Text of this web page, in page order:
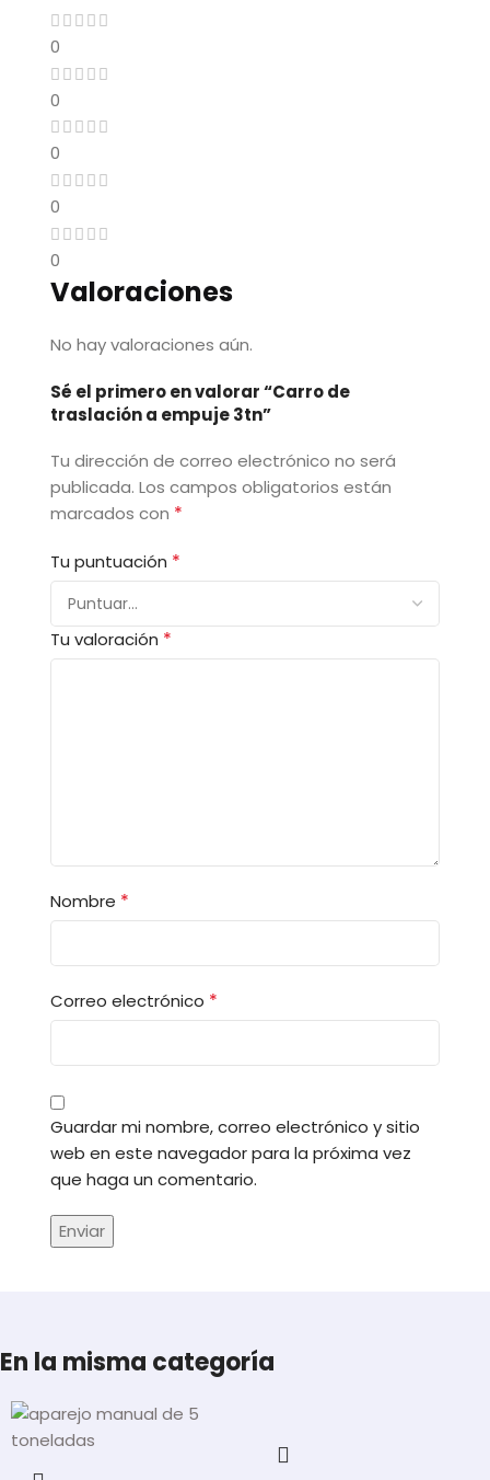
0
0
0
0
0
Valoraciones
No hay valoraciones aún.
Sé el primero en valorar “Carro de
traslación a empuje 3tn”
Tu dirección de correo electrónico no será
publicada. Los campos obligatorios están
marcados con *
Tu puntuación *
Tu valoración *
Nombre *
Correo electrónico *
Guardar mi nombre, correo electrónico y sitio
web en este navegador para la próxima vez
que haga un comentario.
En la misma categoría